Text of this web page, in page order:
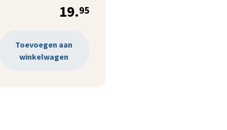
19.95
Toevoegen aan
winkelwagen